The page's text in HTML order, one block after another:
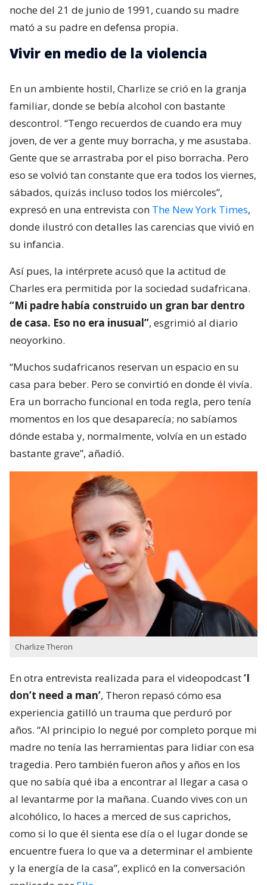
noche del 21 de junio de 1991, cuando su madre
mató a su padre en defensa propia.
Vivir en medio de la violencia
En un ambiente hostil, Charlize se crió en la granja
familiar, donde se bebía alcohol con bastante
descontrol. “Tengo recuerdos de cuando era muy
joven, de ver a gente muy borracha, y me asustaba.
Gente que se arrastraba por el piso borracha. Pero
eso se volvió tan constante que era todos los viernes,
sábados, quizás incluso todos los miércoles”,
expresó en una entrevista con The New York Times,
donde ilustró con detalles las carencias que vivió en
su infancia.
Así pues, la intérprete acusó que la actitud de
Charles era permitida por la sociedad sudafricana.
“Mi padre había construido un gran bar dentro
de casa. Eso no era inusual”, esgrimió al diario
neoyorkino.
“Muchos sudafricanos reservan un espacio en su
casa para beber. Pero se convirtió en donde él vivía.
Era un borracho funcional en toda regla, pero tenía
momentos en los que desaparecía; no sabíamos
dónde estaba y, normalmente, volvía en un estado
bastante grave”, añadió.
Charlize Theron
En otra entrevista realizada para el videopodcast‘I
don’t need a man’, Theron repasó cómo esa
experiencia gatilló un trauma que perduró por
años. “Al principio lo negué por completo porque mi
madre no tenía las herramientas para lidiar con esa
tragedia. Pero también fueron años y años en los
que no sabía qué iba a encontrar al llegar a casa o
al levantarme por la mañana. Cuando vives con un
alcohólico, lo haces a merced de sus caprichos,
como si lo que él sienta ese día o el lugar donde se
encuentre fuera lo que va a determinar el ambiente
y la energía de la casa”, explicó en la conversación